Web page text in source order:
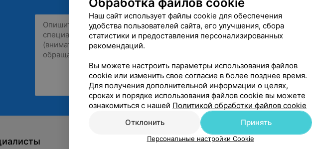
Рекомендую
Наш сайт использует файлы cookie для обеспечения
удобства пользователей сайта, его улучшения, сбора
статистики и предоставления персонализированных
рекомендаций.
Вы можете настроить параметры использования файлов
cookie или изменить свое согласие в более позднее время.
Для получения дополнительной информации о целях,
сроках и порядке использования файлов cookie вы можете
ознакомиться с нашей Политикой обработки файлов cookie
Отклонить
Принять
Персональные настройки Cookie